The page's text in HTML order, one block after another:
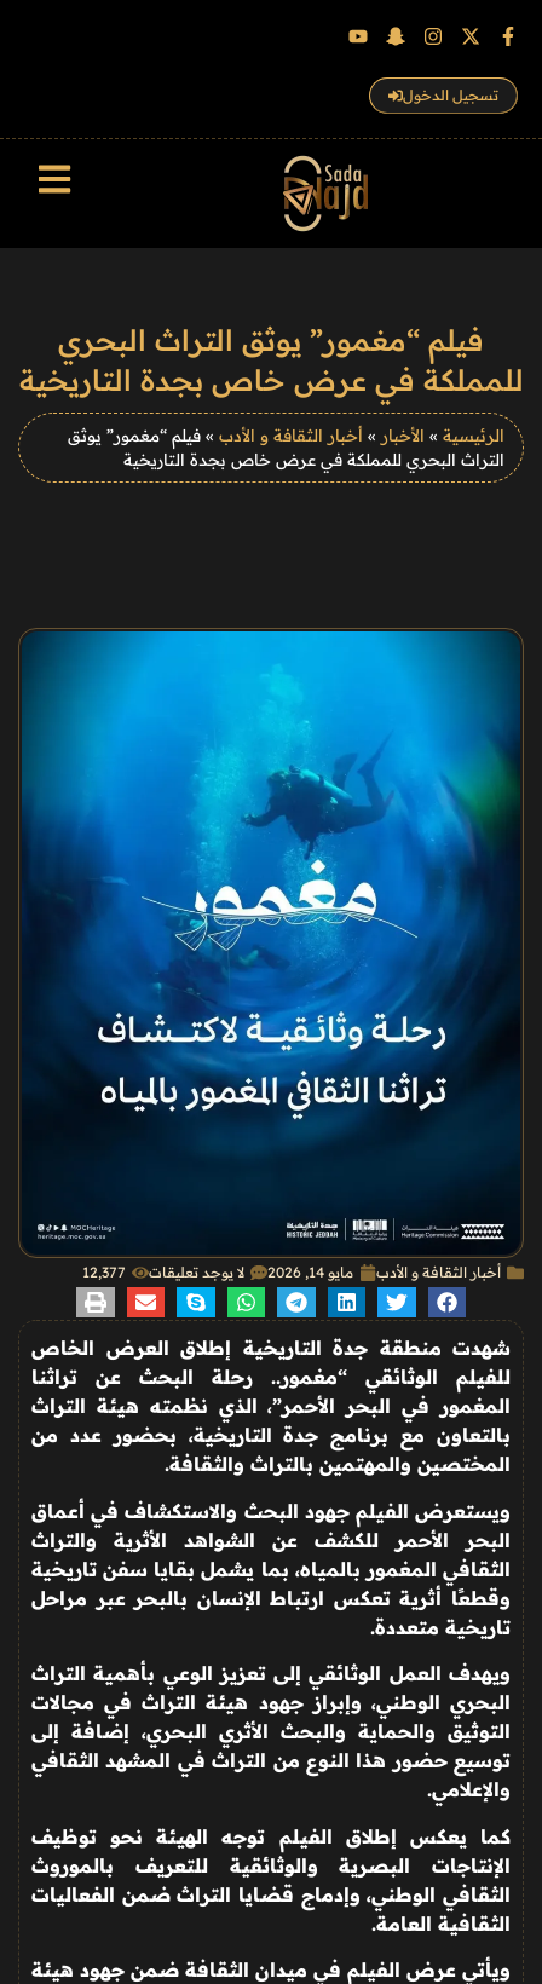
تسجيل الدخول
فيلم “مغمور” يوثق التراث البحري
للمملكة في عرض خاص بجدة التاريخية
الرئيسية » الأخبار » أخبار الثقافة و الأدب » فيلم “مغمور” يوثق
التراث البحري للمملكة في عرض خاص بجدة التاريخية
أخبار الثقافة و الأدب مايو 14, 2026 لا يوجد تعليقات 12٬377
شهدت منطقة جدة التاريخية إطلاق العرض الخاص
للفيلم الوثائقي “مغمور.. رحلة البحث عن تراثنا
المغمور في البحر الأحمر”، الذي نظمته هيئة التراث
بالتعاون مع برنامج جدة التاريخية، بحضور عدد من
المختصين والمهتمين بالتراث والثقافة.
ويستعرض الفيلم جهود البحث والاستكشاف في أعماق
البحر الأحمر للكشف عن الشواهد الأثرية والتراث
الثقافي المغمور بالمياه، بما يشمل بقايا سفن تاريخية
وقطعًا أثرية تعكس ارتباط الإنسان بالبحر عبر مراحل
تاريخية متعددة.
ويهدف العمل الوثائقي إلى تعزيز الوعي بأهمية التراث
البحري الوطني، وإبراز جهود هيئة التراث في مجالات
التوثيق والحماية والبحث الأثري البحري، إضافة إلى
توسيع حضور هذا النوع من التراث في المشهد الثقافي
والإعلامي.
كما يعكس إطلاق الفيلم توجه الهيئة نحو توظيف
الإنتاجات البصرية والوثائقية للتعريف بالموروث
الثقافي الوطني، وإدماج قضايا التراث ضمن الفعاليات
الثقافية العامة.
ويأتي عرض الفيلم في ميدان الثقافة ضمن جهود هيئة